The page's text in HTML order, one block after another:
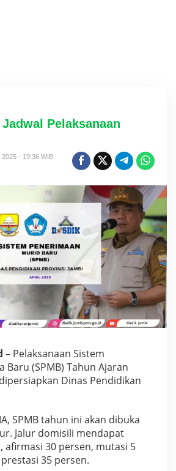
Pelaksanaan
- 19:36 WIB
– Pelaksanaan Sistem
Baru (SPMB) Tahun Ajaran
Dinas Pendidikan
SPMB tahun ini akan dibuka
Jalur domisili mendapat
afirmasi 30 persen, mutasi 5
35 persen.